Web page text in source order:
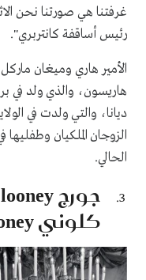
غرفتنا هي صورتنا نحن
رئيس أساقفة كانتربري".
الأمير هاري وميغان
الزوجان الملكيان
الحالي.
كلوني Amal Clooney